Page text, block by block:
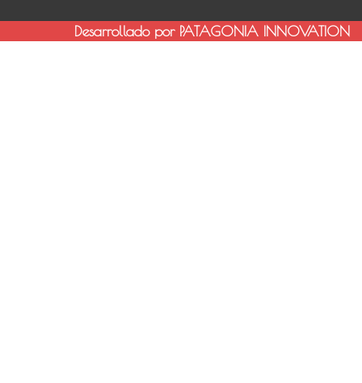
Desarrollado por PATAGONIA INNOVATION